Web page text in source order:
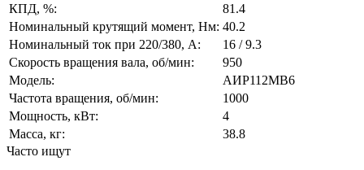
КПД, %:
81.4
Номинальный крутящий момент, Нм: 40.2
Номинальный ток при 220/380, А:
16 / 9.3
Скорость вращения вала, об/мин:
950
Модель:
АИР112МВ6
Частота вращения, об/мин:
1000
Мощность, кВт:
4
Масса, кг:
38.8
Часто ищут